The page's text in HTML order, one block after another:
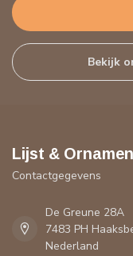
Bekijk
Lijst &
Contactgegevens
De Greune 28A
7483 PH
Nederland